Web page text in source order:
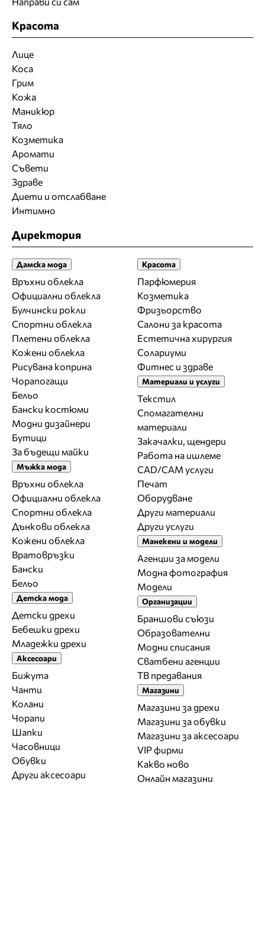
Красота
Лице
Коса
Грим
Кожа
Маникюр
Тяло
Козметика
Аромати
Съвети
Здраве
Диети и отслабване
Интимно
Директория
Дамска мода
Връхни облекла
Официални облекла
Булчински рокли
Спортни облекла
Плетени облекла
Кожени облекла
Рисувана коприна
Чорапогащи
Бельо
Бански костюми
Модни дизайнери
Бутици
За бъдещи майки
Мъжка мода
Връхни облекла
Официални облекла
Спортни облекла
Дънкови облекла
Кожени облекла
Вратовръзки
Бански
Бельо
Детска мода
Детски дрехи
Бебешки дрехи
Младежки дрехи
Аксесоари
Бижута
Чанти
Колани
Чорапи
Шапки
Часовници
Обувки
Други аксесоари
Красота
Парфюмерия
Козметика
Фризьорство
Салони за красота
Естетична хирургия
Солариуми
Фитнес и здраве
Материали и услуги
Текстил
Спомагателни
материали
Закачалки, щендери
Работа на ишлеме
CAD/CAM услуги
Печат
Оборудване
Други материали
Други услуги
Манекени и модели
Агенции за модели
Модна фотография
Модели
Организации
Браншови съюзи
Образователни
Модни списания
Сватбени агенции
ТВ предавания
Магазини
Магазини за дрехи
Магазини за обувки
Магазини за aксесоари
VIP фирми
Какво ново
Онлайн магазини